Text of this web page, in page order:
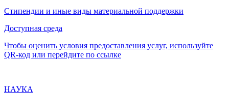
Стипендии и иные виды материальной поддержки
Доступная среда
Чтобы оценить условия предоставления услуг, используйте
QR-код или перейдите по ссылке
НАУКА